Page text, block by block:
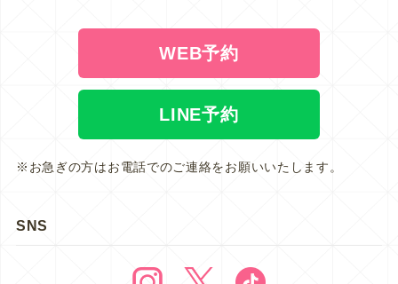
WEB予約
LINE予約
※お急ぎの方はお電話でのご連絡をお願いいたします。
SNS